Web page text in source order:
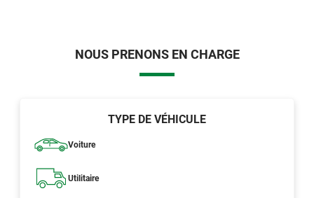
NOUS PRENONS EN CHARGE
TYPE DE VÉHICULE
Voiture
Utilitaire